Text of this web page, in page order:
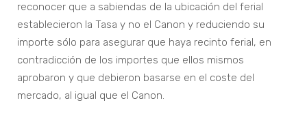
reconocer que a sabiendas de la ubicación del ferial
establecieron la Tasa y no el Canon y reduciendo su
importe sólo para asegurar que haya recinto ferial, en
contradicción de los importes que ellos mismos
aprobaron y que debieron basarse en el coste del
mercado, al igual que el Canon.